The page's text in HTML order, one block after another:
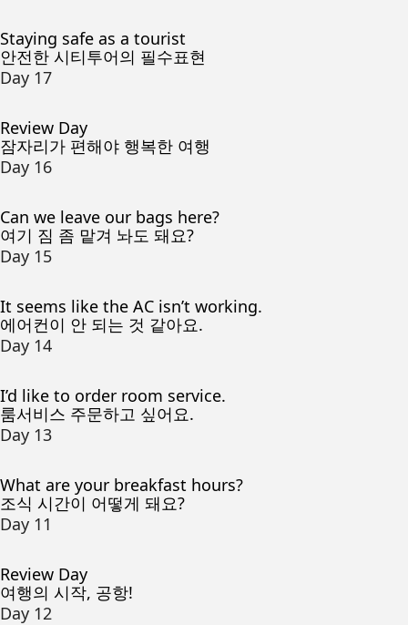
Staying safe as a tourist
안전한 시티투어의 필수표현
Day 17
Review Day
잠자리가 편해야 행복한 여행
Day 16
Can we leave our bags here?
여기 짐 좀 맡겨 놔도 돼요?
Day 15
It seems like the AC isn’t working.
에어컨이 안 되는 것 같아요.
Day 14
I’d like to order room service.
룸서비스 주문하고 싶어요.
Day 13
What are your breakfast hours?
조식 시간이 어떻게 돼요?
Day 11
Review Day
여행의 시작, 공항!
Day 12